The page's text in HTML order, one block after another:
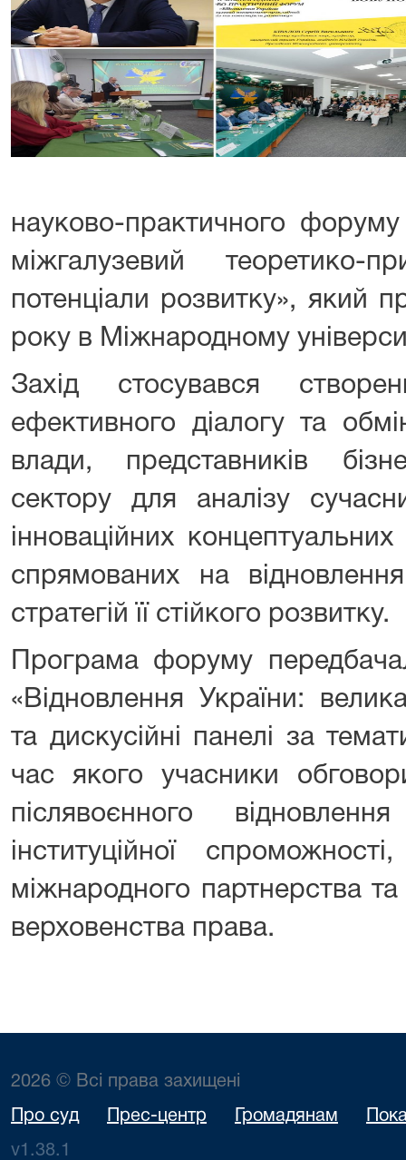
науково-практичного
міжгалузевий теоретико-
потенціали розвитку», який
року в Міжнародному
Захід стосувався
ефективного діалогу та
влади, представників
сектору для аналізу
інноваційних
спрямованих на
стратегій її стійкого розвитку.
Програма форуму
«Відновлення України:
та дискусійні панелі за
час якого учасники
післявоєнного
інституційної
міжнародного партнерства
верховенства права.
2026 © Всі права захищені
Про суд Прес-центр Громадянам
v1.38.1